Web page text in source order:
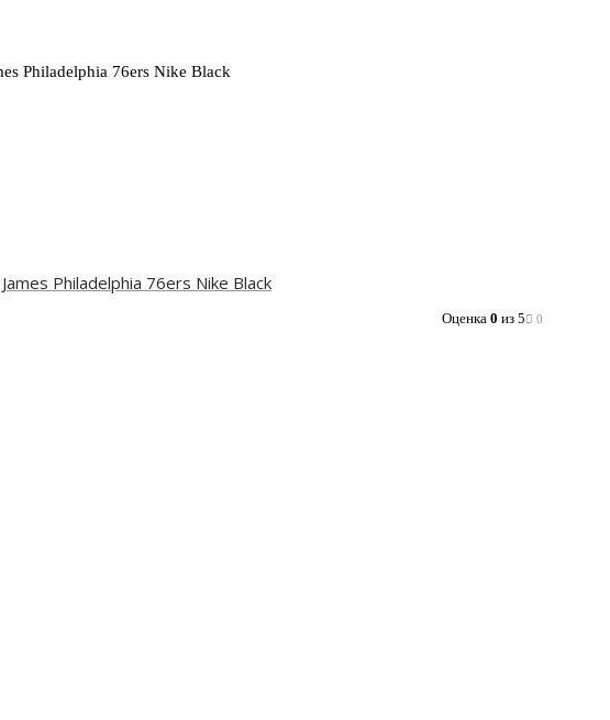
Philadelphia 76ers Nike Black
Philadelphia 76ers Nike Black
Оценка 0 из 5 0